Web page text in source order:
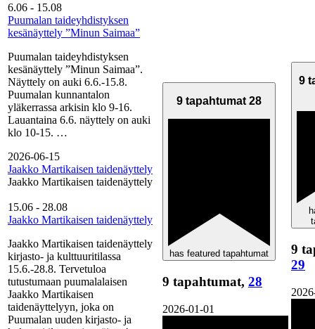
6.06 - 15.08
Puumalan taideyhdistyksen
kesänäyttely ”Minun Saimaa”
Puumalan taideyhdistyksen
kesänäyttely ”Minun Saimaa”.
Näyttely on auki 6.6.-15.8.
Puumalan kunnantalon
yläkerrassa arkisin klo 9-16.
Lauantaina 6.6. näyttely on auki
klo 10-15. …
2026-06-15
Jaakko Martikaisen taidenäyttely
Jaakko Martikaisen taidenäyttely
15.06 - 28.08
Jaakko Martikaisen taidenäyttely
Jaakko Martikaisen taidenäyttely
kirjasto- ja kulttuuritilassa
15.6.-28.8. Tervetuloa
tutustumaan puumalalaisen
Jaakko Martikaisen
taidenäyttelyyn, joka on
Puumalan uuden kirjasto- ja
9 tapahtumat28
has featured tapahtumat
9 tapahtumat, 28
2026-01-01
9
9
29